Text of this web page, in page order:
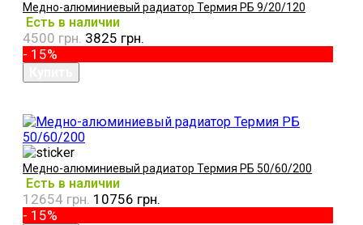
Медно-алюминиевый радиатор Термия РБ 9/20/120
Есть в наличии
4500 грн. 3825 грн.
- 15%
Медно-алюминиевый радиатор Термия РБ 50/60/200
Есть в наличии
12654 грн. 10756 грн.
- 15%